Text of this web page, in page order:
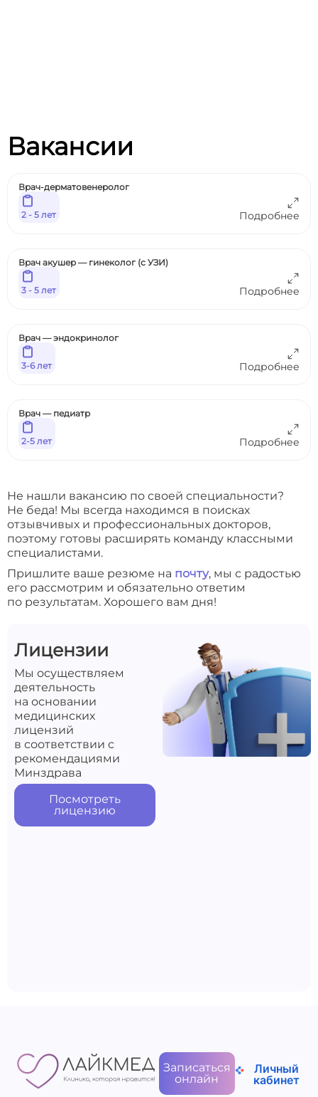
Вакансии
Врач-дерматовенеролог
Подробнее
2 - 5 лет
Врач акушер — гинеколог (с УЗИ)
Подробнее
3 - 5 лет
Врач — эндокринолог
Подробнее
3-6 лет
Врач — педиатр
Подробнее
2-5 лет
Не нашли вакансию по своей специальности?
Не беда! Мы всегда находимся в поисках
отзывчивых и профессиональных докторов,
поэтому готовы расширять команду классными
специалистами.
Пришлите ваше резюме на почту, мы с радостью
его рассмотрим и обязательно ответим
по результатам. Хорошего вам дня!
Лицензии
Мы осуществляем
деятельность
на основании
медицинских
лицензий
в соответствии с
рекомендациями
Минздрава
Посмотреть
лицензию
Записаться
онлайн
Личный
кабинет